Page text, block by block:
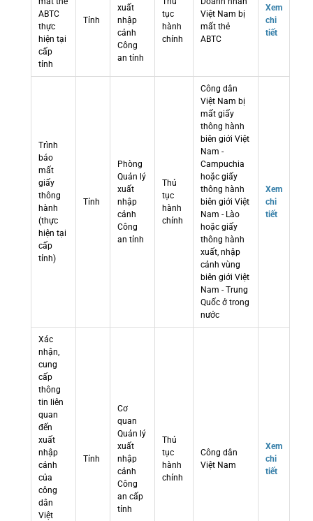
ABTC
thực
hiện tại
cấp
tỉnh
Tỉnh
xuất
nhập
cảnh
Công
an tỉnh
tục
hành
chính
Việt Nam bị
mất thẻ
ABTC
Xem
chi
tiết
Trình
báo
mất
giấy
thông
hành
(thực
hiện tại
cấp
tỉnh)
Tỉnh
Phòng
Quản lý
xuất
nhập
cảnh
Công
an tỉnh
Thủ
tục
hành
chính
Công dân
Việt Nam bị
mất giấy
thông hành
biên giới Việt
Nam -
Campuchia
hoặc giấy
thông hành
biên giới Việt
Nam - Lào
hoặc giấy
thông hành
xuất, nhập
cảnh vùng
biên giới Việt
Nam - Trung
Quốc ở trong
nước
Xem
chi
tiết
Xác
nhận,
cung
cấp
thông
tin liên
quan
đến
xuất
nhập
cảnh
của
công
dân
Việt
Tỉnh
Cơ
quan
Quản lý
xuất
nhập
cảnh
Công
an cấp
tỉnh
Thủ
tục
hành
chính
Công dân
Việt Nam
Xem
chi
tiết